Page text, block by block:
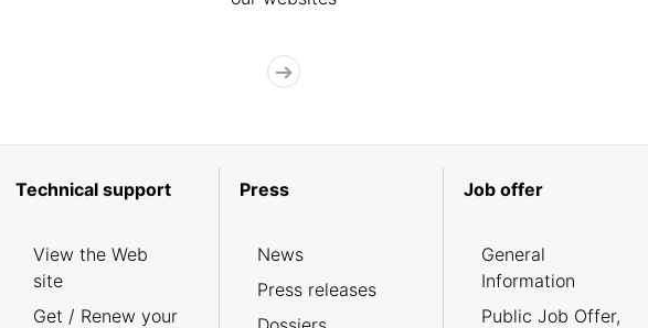
Technical support
View the Web
site
Get / Renew your
Press
News
Press releases
Job offer
General
Information
Public Job Offer,